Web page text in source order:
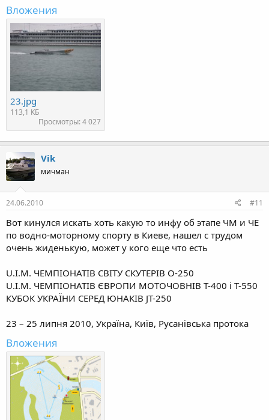
Вложения
23.jpg
113,1 КБ
Просмотры: 4 027
Vik
мичман
24.06.2010 #11
Вот кинулся искать хоть какую то инфу об этапе ЧМ и ЧЕ
по водно-моторному спорту в Киеве, нашел с трудом
очень жиденькую, может у кого еще что есть
U.I.M. ЧЕМПІОНАТІВ СВІТУ СКУТЕРІВ O-250
U.I.M. ЧЕМПІОНАТІВ ЄВРОПИ МОТОЧОВНІВ T-400 і T-550
КУБОК УКРАЇНИ СЕРЕД ЮНАКІВ JT-250
23 – 25 липня 2010, Україна, Київ, Русанівська протока
Вложения